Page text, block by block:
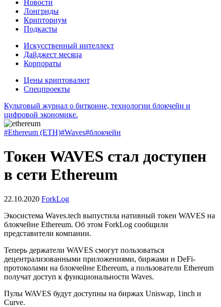
Новости
Лонгриды
Крипториум
Подкасты
Искусственный интеллект
Дайджест месяца
Корпораты
Цены криптовалют
Спецпроекты
Культовый журнал о биткоине, технологии блокчейн и
цифровой экономике.
#Ethereum (ETH)#Waves#блокчейн
Токен WAVES стал доступен
в сети Ethereum
22.10.2020 ForkLog
Экосистема Waves.tech выпустила нативный токен WAVES на
блокчейне Ethereum. Об этом ForkLog сообщили
представители компании.
Теперь держатели WAVES смогут пользоваться
децентрализованными приложениями, биржами и DeFi-
протоколами на блокчейне Ethereum, а пользователи Ethereum
получат доступ к функциональности Waves.
Пулы WAVES будут доступны на биржах Uniswap, 1inch и
Curve.